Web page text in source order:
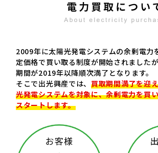
2009年に太陽光発電システムの余剰電力
定価格で買い取る制度が開始されました
期間が2019年以降順次満了となります。
そこで出光興産では、 買取期間満了を迎
光発電システムを対象に、余剰電力を買
スタートします。